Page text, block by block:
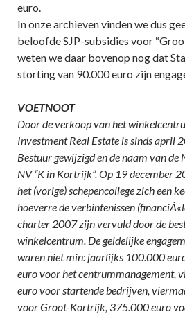
euro.
In onze archieven vinden we dus
beloofde SJP-subsidies voor
weten we daar bovenop nog dat
storting van 90.000 euro zijn
VOETNOOT
Door de verkoop van het
Investment Real Estate is sinds april
Bestuur gewijzigd en de naam van
NV “K in Kortrijk”. Op 19 december
het (vorige) schepencollege zich een
hoeverre de verbintenissen
charter 2007 zijn vervuld door de
winkelcentrum. De geldelijke
waren niet min: jaarlijks 100.000
euro voor het centrummanagement,
euro voor startende bedrijven,
voor Groot-Kortrijk, 375.000 euro